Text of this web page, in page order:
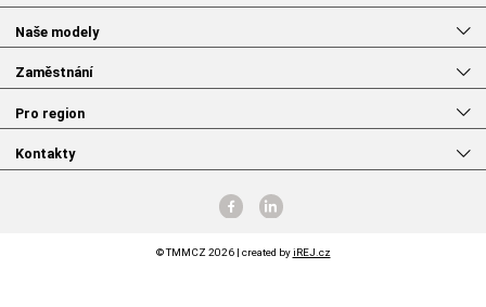
Naše modely
Zaměstnání
Pro region
Kontakty
© TMMCZ 2026 | created byiREJ.cz